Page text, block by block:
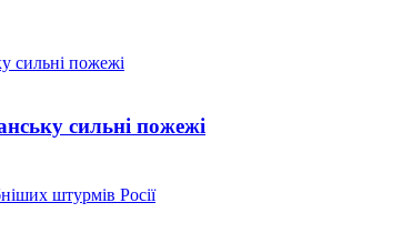
сильні пожежі